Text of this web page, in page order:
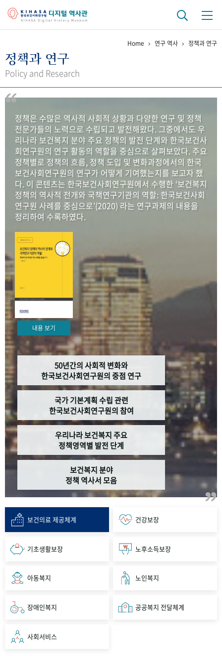
걸어온 길 기관 변천사
연구 역사
정책과 연구 키워드로 보는 연구 역사
연구자들
간행물 변천사
기록물 아카이브
사진 아카이브 문서 기록물 행정박물 영상 기록물
50+1주년 기념
성과 50선 숫자로 보는 50년
세계와 함께 한 KIHASA
VR 역사관
Home 연구 역사 정책과 연구
정책과 연구
Policy and Research
정책은 수많은 역사적 사회적 상황과 다양한 연구 및 정책
전문가들의 노력으로 수립되고 발전해왔다. 그중에서도 우
리나라 보건복지 분야 주요 정책의 발전 단계와 한국보건사
회연구원의 연구 활동의 역할을 중심으로 살펴보았다. 주요
정책별로 정책의 흐름, 정책 도입 및 변화과정에서의 한국
보건사회연구원의 연구가 어떻게 기여했는지를 보고자 했
다. 이 콘텐츠는 한국보건사회연구원에서 수행한 ‘보건복지
정책의 역사적 전개와 국책연구기관의 역할: 한국보건사회
연구원 사례를 중심으로’(2020) 라는 연구과제의 내용을
정리하여 수록하였다.
내용 보기
50년간의 사회적 변화와
한국보건사회연구원의 중점 연구
국가 기본계획 수립 관련
한국보건사회연구원의 참여
우리나라 보건복지 주요
정책영역별 발전 단계
보건복지 분야
정책 역사서 모음
보건의료 제공체계 건강보장
기초생활보장 노후소득보장
아동복지 노인복지
장애인복지 공공복지 전달체계
사회서비스